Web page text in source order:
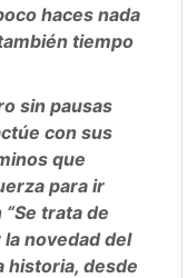
haces nada
tiempo
sin pausas
con sus
que
para ir
trata de
novedad del
historia, desde